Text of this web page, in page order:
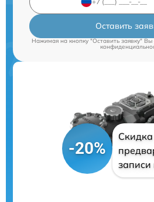
Оставить
Нажимая на кнопку "Оставить заявку"
-20%
записи